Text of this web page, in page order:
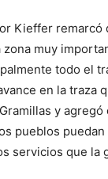
Kieffer remarcó
muy
todo el
en la traza
y agregó
pueblos
servicios que la